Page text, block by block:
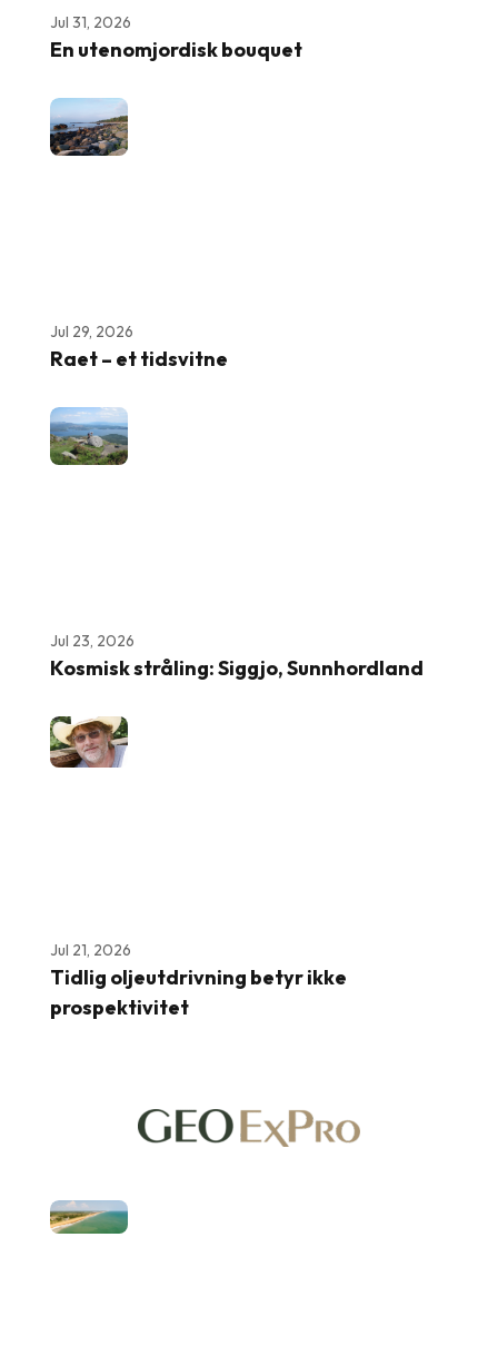
Jul 31, 2026
En utenomjordisk bouquet
Jul 29, 2026
Raet – et tidsvitne
Jul 23, 2026
Kosmisk stråling: Siggjo, Sunnhordland
Jul 21, 2026
Tidlig oljeutdrivning betyr ikke
prospektivitet